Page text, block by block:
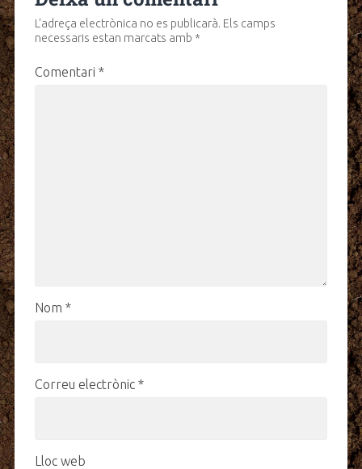
L'adreça electrònica no es publicarà. Els camps
necessaris estan marcats amb *
Comentari *
Nom *
Correu electrònic *
Lloc web